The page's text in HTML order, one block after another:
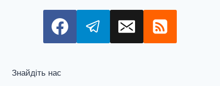
Знайдіть нас